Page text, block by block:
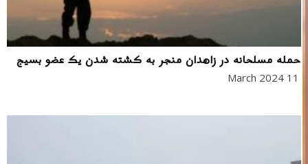
حمله مسلحانه در زاهدان منجر به کشته شدن یک عضو بسیج
11 March 2024